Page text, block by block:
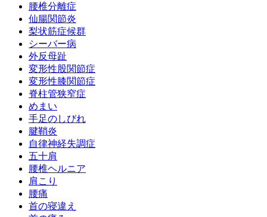
腰椎分離症
仙腸関節炎
梨状筋症候群
シーバー病
外反母趾
変形性股関節症
変形性膝関節症
脊柱管狭窄症
めまい
手足のしびれ
腱鞘炎
自律神経失調症
五十肩
腰椎ヘルニア
肩こり
腰痛
首の寝違え